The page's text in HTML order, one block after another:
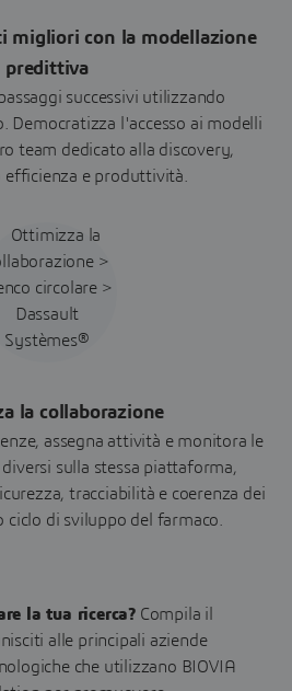
migliori con la modellazione
predittiva
successivi utilizzando
Democratizza l'accesso ai modelli
team dedicato alla discovery,
efficienza e produttività.
la collaborazione
assegna attività e monitora le
sulla stessa piattaforma,
tracciabilità e coerenza dei
di sviluppo del farmaco.
la tua ricerca? Compila il
alle principali aziende
che utilizzano BIOVIA